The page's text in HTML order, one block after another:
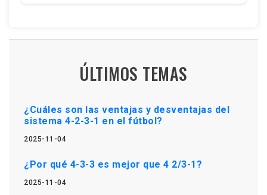
ÚLTIMOS TEMAS
¿Cuáles son las ventajas y desventajas del
sistema 4-2-3-1 en el fútbol?
2025-11-04
¿Por qué 4-3-3 es mejor que 4 2/3-1?
2025-11-04